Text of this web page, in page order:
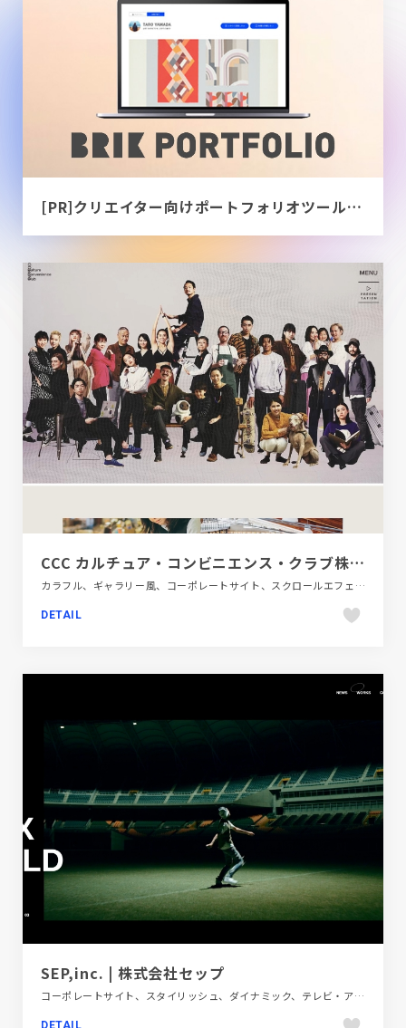
[PR]クリエイター向けポートフォリオツール｜BRIK PORTFOLIO
CCC カルチュア・コンビニエンス・クラブ株式会社
カラフル、ギャラリー風、コーポレートサイト、スクロールエフェクト、スタイリッシュ、タイポグラフィー、ダイナミック、デザイン・アート・音楽・文芸、フラットデザイン、ブランド・サービスサイト、ホワイト系、ポップ、モーション多め、大きめ写真
DETAIL
SEP,inc. | 株式会社セップ
コーポレートサイト、スタイリッシュ、ダイナミック、テレビ・アニメ・映画・芸能、デザイン・アート・音楽・文芸、ブラック系 、モーション多め、大きめ写真
DETAIL